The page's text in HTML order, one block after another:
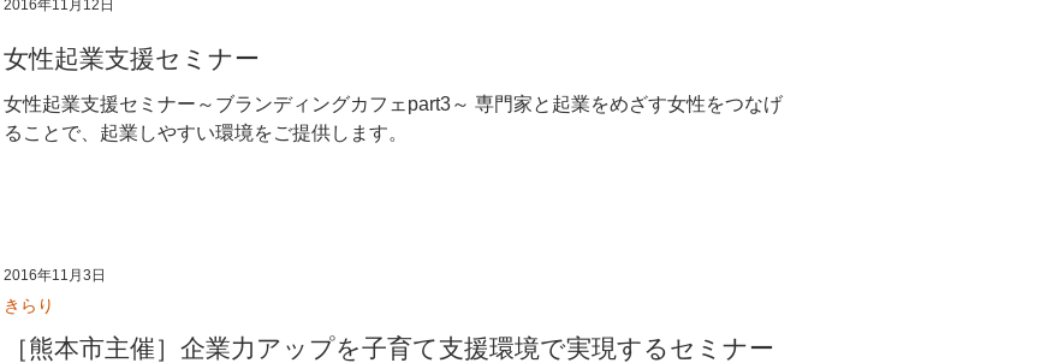
女性起業支援セミナー
女性起業支援セミナー～ブランディングカフェpart3～ 専門家と起業をめざす女性をつなげ
ることで、起業しやすい環境をご提供します。
2016年11月12日
［熊本市主催］企業力アップを子育て支援環境で実現するセミナー
きらり
2016年11月3日